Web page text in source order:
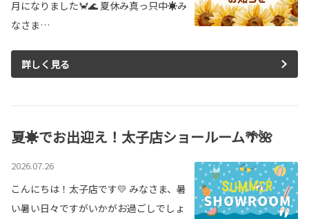
月になりました🦀🌊 夏休み真っ只中☀️み
なさま…
詳しく見る
夏☀でお出迎え！太子店ショールーム🌴🌺
2026.07.26
こんにちは！太子店です💛 みなさま、暑
い暑い日々ですがいかがお過ごしでしょ